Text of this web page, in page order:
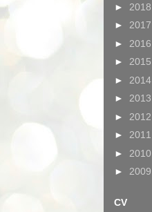
► 2018
► 2017
► 2016
► 2015
► 2014
► 2013
► 2012
► 2011
► 2010
► 2009
CV